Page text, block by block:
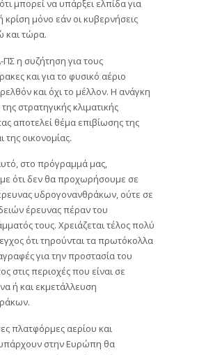
μπορεί να υπάρξει ελπίδα για
κρίση μόνο εάν οι κυβερνήσεις
και τώρα.
ΠΣ η συζήτηση για τους
και για το φυσικό αέριο
και όχι το μέλλον. Η ανάγκη
στρατηγικής κλιματικής
αποτελεί θέμα επιβίωσης της
της οικονομίας.
στο πρόγραμμά μας,
ότι δεν θα προχωρήσουμε σε
υδρογονανθράκων, ούτε σε
έρευνας πέραν του
τους. Χρειάζεται τέλος πολύ
ότι τηρούνται τα πρωτόκολλα
για την προστασία του
στις περιοχές που είναι σε
ή και εκμετάλλευση
πλατφόρμες αερίου και
στην Ευρώπη θα